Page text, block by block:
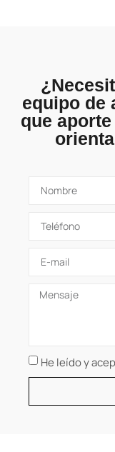
equipo de
que
He leído y